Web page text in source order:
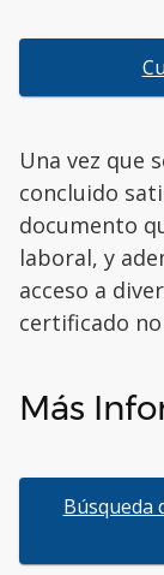
Una vez que
concluido
documento
laboral, y
acceso a
certificado
Más
Búsqueda